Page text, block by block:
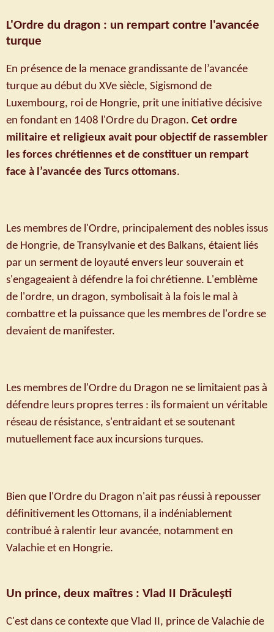
L'Ordre du dragon : un rempart contre l'avancée
turque
En présence de la menace grandissante de l’avancée
turque au début du XVe siècle, Sigismond de
Luxembourg, roi de Hongrie, prit une initiative décisive
en fondant en 1408 l'Ordre du Dragon. Cet ordre
militaire et religieux avait pour objectif de rassembler
les forces chrétiennes et de constituer un rempart
face à l’avancée des Turcs ottomans.
Les membres de l'Ordre, principalement des nobles issus
de Hongrie, de Transylvanie et des Balkans, étaient liés
par un serment de loyauté envers leur souverain et
s'engageaient à défendre la foi chrétienne. L'emblème
de l'ordre, un dragon, symbolisait à la fois le mal à
combattre et la puissance que les membres de l'ordre se
devaient de manifester.
Les membres de l'Ordre du Dragon ne se limitaient pas à
défendre leurs propres terres : ils formaient un véritable
réseau de résistance, s'entraidant et se soutenant
mutuellement face aux incursions turques.
Bien que l'Ordre du Dragon n'ait pas réussi à repousser
définitivement les Ottomans, il a indéniablement
contribué à ralentir leur avancée, notamment en
Valachie et en Hongrie.
Un prince, deux maîtres : Vlad II Drăculești
C'est dans ce contexte que Vlad II, prince de Valachie de